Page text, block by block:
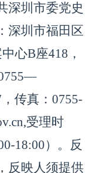
深圳市委党史
深圳市福田区
心B座418，
，传真： 0755-
受理时
18:00）。反
反映人须提供